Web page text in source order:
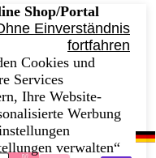
Shop/Portal
Einverständnis
fortfahren
Cookies und
Services
Ihre Website-
Werbung
verwalten“